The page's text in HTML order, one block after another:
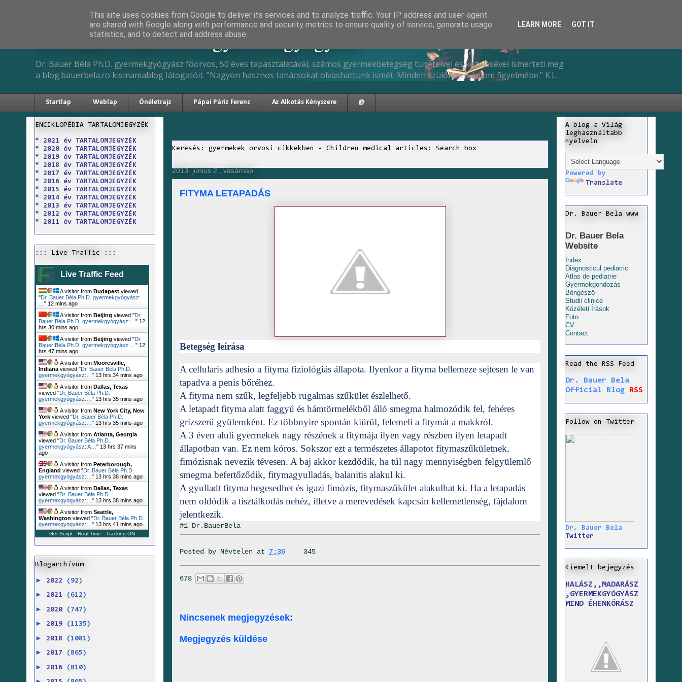
Dr. Bauer Béla Ph.D. gyermekgyógyász
Dr. Bauer Béla Ph.D. gyermekgyógyász főorvos, 50 éves tapasztalatával, számos gyermekbetegség tüneteivel és kezelésével ismerteti meg
a blog.bauerbela.ro kismamablog látogatóit. "Nagyon hasznos tanácsokat olvashattunk ismét. Minden szülőnek ajánlom figyelmébe." K.L.
Startlap Weblap Önéletrajz Pápai Páriz Ferenc Az Alkotás Kényszere @
Keresés: gyermekek orvosi cikkekben - Children medical articles: Search box
2013. június 2., vasárnap
FITYMA LETAPADÁS
Betegség leírása
A cellularis adhesio a fityma fiziológiás állapota. Ilyenkor a fityma bellemeze sejtesen le van
tapadva a penis bőréhez.
A fityma nem szűk, legfeljebb rugalmas szűkület észlelhető.
A letapadt fityma alatt faggyú és hámtörmelékből álló smegma halmozódik fel, fehéres
grízszerű gyülemként. Ez többnyire spontán kiürül, felemeli a fitymát a makkról.
A 3 éven aluli gyermekek nagy részének a fitymája ilyen vagy részben ilyen letapadt
állapotban van. Ez nem kóros. Sokszor ezt a természetes állapotot fitymaszűkületnek,
fimózisnak nevezik tévesen. A baj akkor kezdődik, ha túl nagy mennyiségben felgyülemlő
smegma befertőződik, fitymagyulladás, balanitis alakul ki.
A gyulladt fityma hegesedhet és igazi fimózis, fitymaszűkület alakulhat ki. Ha a letapadás
nem oldódik a tisztálkodás nehéz, illetve a merevedések kapcsán kellemetlenség, fájdalom
jelentkezik.
#1 Dr.BauerBela
Posted by Névtelen at 7:36 345
678
Nincsenek megjegyzések:
Megjegyzés küldése
ENCIKLOPÉDIA TARTALOMJEGYZÉK
* 2021 év TARTALOMJEGYZÉK
* 2020 év TARTALOMJEGYZÉK
* 2019 év TARTALOMJEGYZÉK
* 2018 év TARTALOMJEGYZÉK
* 2017 év TARTALOMJEGYZÉK
* 2016 év TARTALOMJEGYZÉK
* 2015 év TARTALOMJEGYZÉK
* 2014 év TARTALOMJEGYZÉK
* 2013 év TARTALOMJEGYZÉK
* 2012 év TARTALOMJEGYZÉK
* 2011 év TARTALOMJEGYZÉK
::: Live Traffic :::
Live Traffic Feed
A visitor from Budapest viewed
"Dr. Bauer Béla Ph.D. gyermekgyógyász:
" 12 mins ago
A visitor from Beijing viewed "Dr.
Bauer Béla Ph.D. gyermekgyógyász:… " 12
hrs 30 mins ago
A visitor from Beijing viewed "Dr.
Bauer Béla Ph.D. gyermekgyógyász:… " 12
hrs 47 mins ago
A visitor from Mooresville,
Indiana viewed "Dr. Bauer Béla Ph.D.
gyermekgyógyász:… " 13 hrs 34 mins ago
A visitor from Dallas, Texas
viewed "Dr. Bauer Béla Ph.D.
gyermekgyógyász:… " 13 hrs 35 mins ago
A visitor from New York City, New
York viewed "Dr. Bauer Béla Ph.D.
gyermekgyógyász:… " 13 hrs 35 mins ago
A visitor from Atlanta, Georgia
viewed "Dr. Bauer Béla Ph.D.
gyermekgyógyász: A… " 13 hrs 37 mins
ago
A visitor from Peterborough,
England viewed "Dr. Bauer Béla Ph.D.
gyermekgyógyász:… " 13 hrs 38 mins ago
A visitor from Dallas, Texas
viewed "Dr. Bauer Béla Ph.D.
gyermekgyógyász:… " 13 hrs 38 mins ago
A visitor from Seattle,
Washington viewed "Dr. Bauer Béla Ph.D.
gyermekgyógyász:… " 13 hrs 41 mins ago
Get Script Real Time Tracking ON
Blogarchívum
► 2022 (92)
► 2021 (612)
► 2020 (747)
► 2019 (1135)
► 2018 (1081)
► 2017 (865)
► 2016 (810)
A blog a Világ
leghasználtabb
nyelvein
Powered by
Translate
Dr. Bauer Bela www
Dr. Bauer Bela
Website
Index
Diagnosticul pediatric
Atlas de pediatrie
Gyermekgondozás
Böngésző
Studii clinice
Közéleti Írások
Foto
CV
Contact
Read the RSS Feed
Dr. Bauer Bela
Official Blog
RSS
Follow on Twitter
Dr. Bauer Bela
Twitter
Kiemelt bejegyzés
HALÁSZ,,MADARÁSZ
,GYERMEKGYÓGYÁSZ
MIND ÉHENKÓRÁSZ
This site uses cookies from Google to deliver its services and to analyze traffic. Your IP address and user-agent
are shared with Google along with performance and security metrics to ensure quality of service, generate usage
statistics, and to detect and address abuse.
LEARN MORE GOT IT